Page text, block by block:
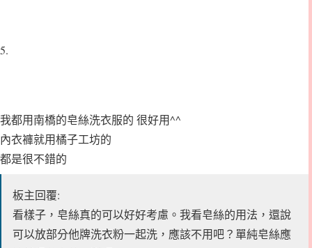
5.
我都用南橋的皂絲洗衣服的 很好用^^
內衣褲就用橘子工坊的
都是很不錯的
板主回覆:
看樣子，皂絲真的可以好好考慮。我看皂絲的用法，還說
可以放部分他牌洗衣粉一起洗，應該不用吧？單純皂絲應